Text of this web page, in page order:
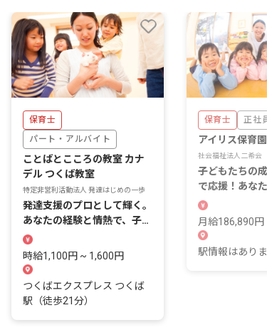
保育士
パート・アルバイト
ことばとこころの教室 カナ
デル つくば教室
特定非営利活動法人 発達はじめの一歩
発達支援のプロとして輝く。
あなたの経験と情熱で、子ど
もたちの笑顔を咲かせましょ
う！
時給1,100円 ~ 1,600円
つくばエクスプレス つくば
駅（徒歩21分）
保育士 正社員
アイリス保育園
社会福祉法人二希会
子どもたちの
で応援！あな
輝く場所がこ
月給186,890
駅情報はありま